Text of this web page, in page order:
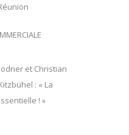
et Christian
: « La
! »